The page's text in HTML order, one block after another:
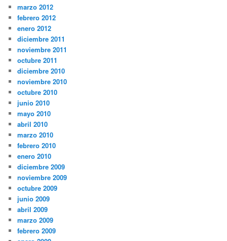
marzo 2012
febrero 2012
enero 2012
diciembre 2011
noviembre 2011
octubre 2011
diciembre 2010
noviembre 2010
octubre 2010
junio 2010
mayo 2010
abril 2010
marzo 2010
febrero 2010
enero 2010
diciembre 2009
noviembre 2009
octubre 2009
junio 2009
abril 2009
marzo 2009
febrero 2009